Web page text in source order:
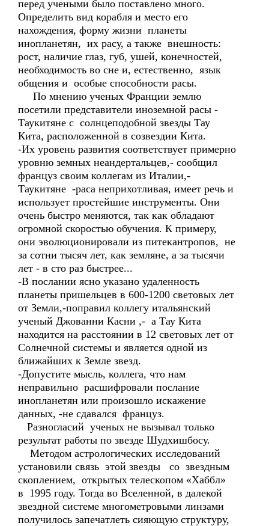
перед учеными было поставлено много.
Определить вид корабля и место его
нахождения, форму жизни планеты
инопланетян, их расу, а также внешность:
рост, наличие глаз, губ, ушей, конечностей,
необходимость во сне и, естественно, язык
общения и особые способности расы.
По мнению ученых Франции землю
посетили представители иноземной расы -
Таукитяне с солнцеподобной звезды Тау
Кита, расположенной в созвездии Кита.
-Их уровень развития соответствует примерно
уровню земных неандертальцев,- сообщил
француз своим коллегам из Италии,-
Таукитяне -раса неприхотливая, имеет речь и
использует простейшие инструменты. Они
очень быстро меняются, так как обладают
огромной скоростью обучения. К примеру,
они эволюционировали из питекантропов, не
за сотни тысяч лет, как земляне, а за тысячи
лет - в сто раз быстрее...
-В послании ясно указано удаленность
планеты пришельцев в 600-1200 световых лет
от Земли,-поправил коллегу итальянский
ученый Джованни Касни ,- а Тау Кита
находится на расстоянии в 12 световых лет от
Солнечной системы и является одной из
ближайших к Земле звезд.
-Допустите мысль, коллега, что нам
неправильно расшифровали послание
инопланетян или произошло искажение
данных, -не сдавался француз.
Разногласий ученых не вызывал только
результат работы по звезде Шудхишбосу.
Методом астрологических исследований
установили связь этой звезды со звездным
скоплением, открытых телескопом «Хаббл»
в 1995 году. Тогда во Вселенной, в далекой
звездной системе многометровыми линзами
получилось запечатлеть сияющую структуру,